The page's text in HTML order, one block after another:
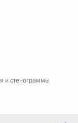
и стенограммы